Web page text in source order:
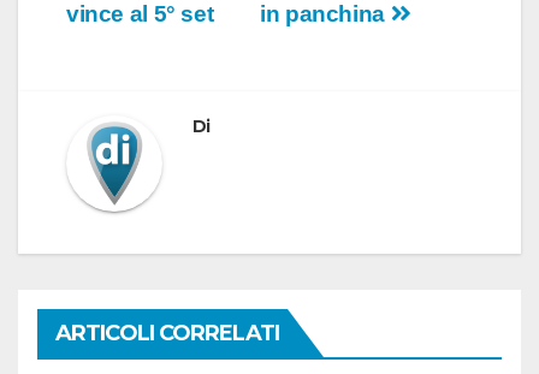
in panchina
vince al 5° set
Di
ARTICOLI CORRELATI